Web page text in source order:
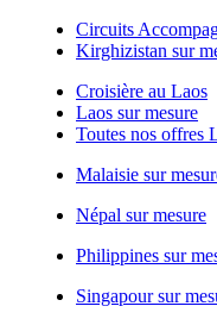
Circuits
Kirghizistan sur
Croisière au Laos
Laos sur mesure
Toutes nos offres
Malaisie sur
Népal sur mesure
Philippines sur
Singapour sur